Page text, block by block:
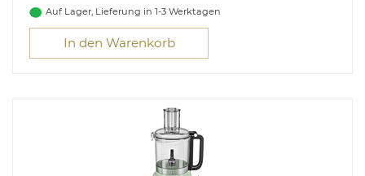
Auf Lager, Lieferung in 1-3 Werktagen
In den Warenkorb